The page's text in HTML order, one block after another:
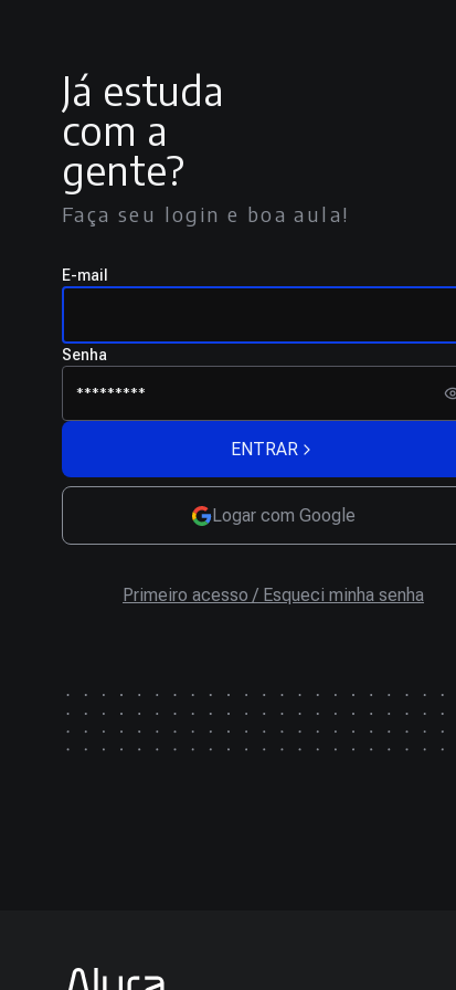
Já estuda
com a
gente?
Faça seu login e boa aula!
E-mail
Senha
ENTRAR
Logar com Google
Primeiro acesso / Esqueci minha senha